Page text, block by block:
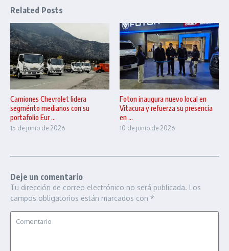
Related Posts
Camiones Chevrolet lidera
segménto medianos con su
portafolio Eur ...
15 de junio de 2026
Foton inaugura nuevo local en
Vitacura y refuerza su presencia
en ...
10 de junio de 2026
Deje un comentario
Tu dirección de correo electrónico no será publicada. Los
campos obligatorios están marcados con *